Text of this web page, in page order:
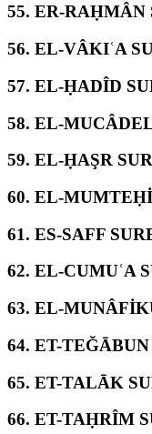
55. ER-RAḤMÂN
56. EL-VÂKIʿA
57. EL-ḤADÎD
58. EL-
59. EL-ḤAŞR
60. EL-
61. ES-SAFF
62. EL-CUMUʿA
63. EL-
64. ET-
65. ET-TALĀK
66. ET-TAḤRÎM